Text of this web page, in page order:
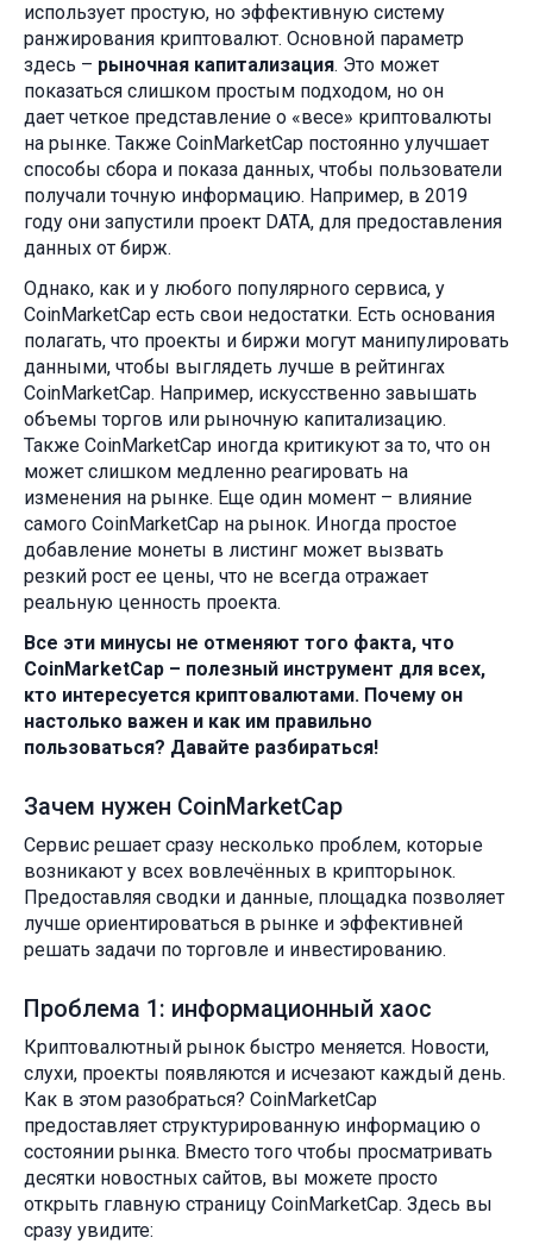
использует простую, но эффективную систему
ранжирования криптовалют. Основной параметр
здесь – рыночная капитализация. Это может
показаться слишком простым подходом, но он
дает четкое представление о «весе» криптовалюты
на рынке. Также CoinMarketCap постоянно улучшает
способы сбора и показа данных, чтобы пользователи
получали точную информацию. Например, в 2019
году они запустили проект DATA, для предоставления
данных от бирж.
Однако, как и у любого популярного сервиса, у
CoinMarketCap есть свои недостатки. Есть основания
полагать, что проекты и биржи могут манипулировать
данными, чтобы выглядеть лучше в рейтингах
CoinMarketCap. Например, искусственно завышать
объемы торгов или рыночную капитализацию.
Также CoinMarketCap иногда критикуют за то, что он
может слишком медленно реагировать на
изменения на рынке. Еще один момент – влияние
самого CoinMarketCap на рынок. Иногда простое
добавление монеты в листинг может вызвать
резкий рост ее цены, что не всегда отражает
реальную ценность проекта.
Все эти минусы не отменяют того факта, что
CoinMarketCap – полезный инструмент для всех,
кто интересуется криптовалютами. Почему он
настолько важен и как им правильно
пользоваться? Давайте разбираться!
Зачем нужен CoinMarketCap
Сервис решает сразу несколько проблем, которые
возникают у всех вовлечённых в крипторынок.
Предоставляя сводки и данные, площадка позволяет
лучше ориентироваться в рынке и эффективней
решать задачи по торговле и инвестированию.
Проблема 1: информационный хаос
Криптовалютный рынок быстро меняется. Новости,
слухи, проекты появляются и исчезают каждый день.
Как в этом разобраться? CoinMarketCap
предоставляет структурированную информацию о
состоянии рынка. Вместо того чтобы просматривать
десятки новостных сайтов, вы можете просто
открыть главную страницу CoinMarketCap. Здесь вы
сразу увидите: